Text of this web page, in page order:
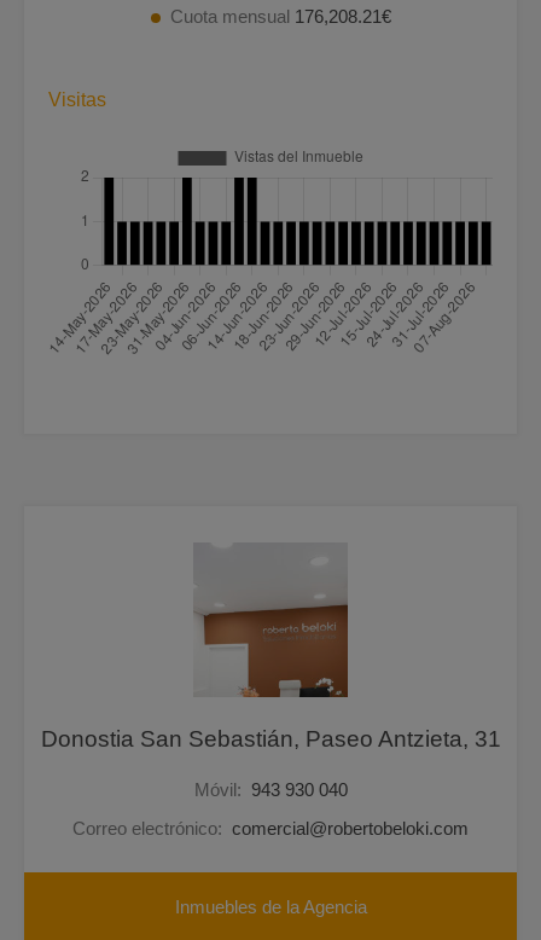
Cuota mensual 176,208.21€
Visitas
Donostia San Sebastián, Paseo Antzieta, 31
Móvil: 943 930 040
Correo electrónico: comercial@robertobeloki.com
Inmuebles de la Agencia